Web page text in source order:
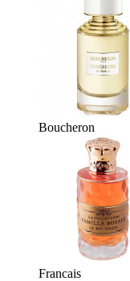
Boucheron
Francais